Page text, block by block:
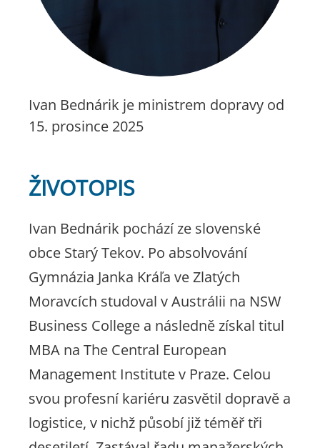
Ivan Bednárik je ministrem dopravy od
15. prosince 2025
ŽIVOTOPIS
Ivan Bednárik pochází ze slovenské
obce Starý Tekov. Po absolvování
Gymnázia Janka Kráľa ve Zlatých
Moravcích studoval v Austrálii na NSW
Business College a následně získal titul
MBA na The Central European
Management Institute v Praze. Celou
svou profesní kariéru zasvětil dopravě a
logistice, v nichž působí již téměř tři